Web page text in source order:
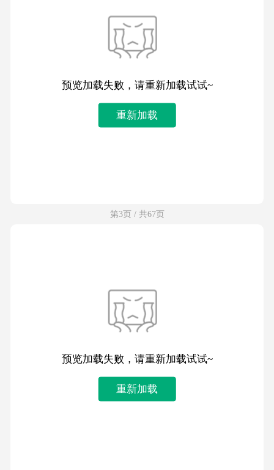
预览加载失败，请重新加载试试~
重新加载
第3页 / 共67页
预览加载失败，请重新加载试试~
重新加载